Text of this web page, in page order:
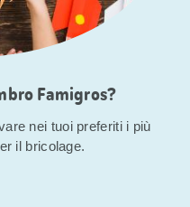
Famigros?
nei tuoi preferiti i più
il bricolage.